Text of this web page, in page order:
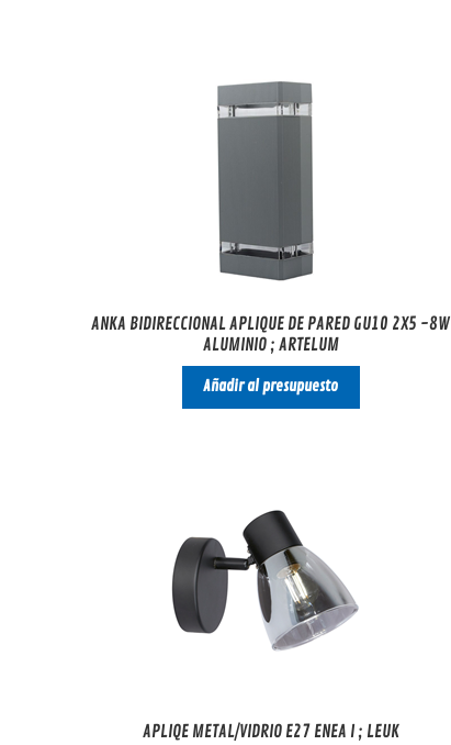
ANKA BIDIRECCIONAL APLIQUE DE PARED GU10 2X5 -8W
ALUMINIO ; ARTELUM
Añadir al presupuesto
APLIQE METAL/VIDRIO E27 ENEA I ; LEUK